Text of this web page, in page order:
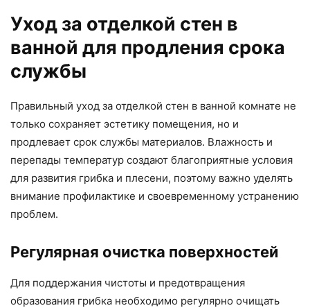
Уход за отделкой стен в
ванной для продления срока
службы
Правильный уход за отделкой стен в ванной комнате не
только сохраняет эстетику помещения, но и
продлевает срок службы материалов. Влажность и
перепады температур создают благоприятные условия
для развития грибка и плесени, поэтому важно уделять
внимание профилактике и своевременному устранению
проблем.
Регулярная очистка поверхностей
Для поддержания чистоты и предотвращения
образования грибка необходимо регулярно очищать